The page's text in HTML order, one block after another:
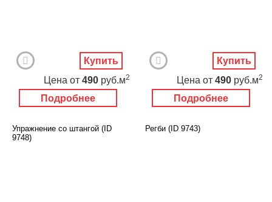
Подробнее
Цена от 490 руб.м2
Купить
Подробнее
Цена от 490 руб.м2
Купить
Упражнение со штангой (ID
9748)
Регби (ID 9743)